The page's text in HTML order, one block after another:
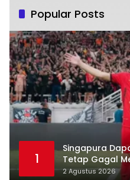
Popular Posts
1
Singapura
Tetap Gagal
Berbelok
2 Agustus 2026